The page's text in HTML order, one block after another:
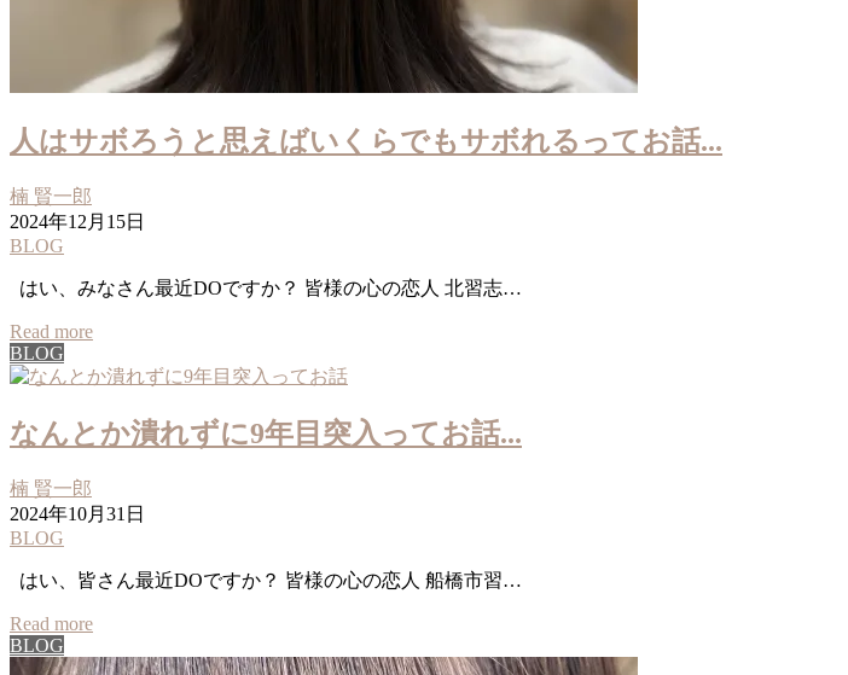
人はサボろうと思えばいくらでもサボれるってお話...
楠 賢一郎
2024年12月15日
BLOG
はい、みなさん最近DOですか？ 皆様の心の恋人 北習志…
Read more
BLOG
なんとか潰れずに9年目突入ってお話...
楠 賢一郎
2024年10月31日
BLOG
はい、皆さん最近DOですか？ 皆様の心の恋人 船橋市習…
Read more
BLOG